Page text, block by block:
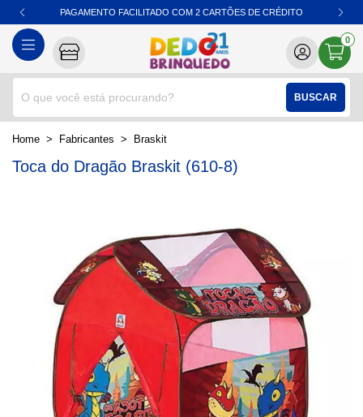
BUSCAR
0
PAGAMENTO FACILITADO COM 2 CARTÕES DE CRÉDITO
home Fabricantes braskit
Toca do Dragão Braskit (610-8)